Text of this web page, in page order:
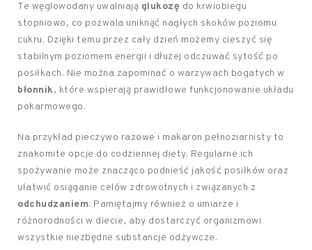
Te węglowodany uwalniają glukozę do krwiobiegu
stopniowo, co pozwala uniknąć nagłych skoków poziomu
cukru. Dzięki temu przez cały dzień możemy cieszyć się
stabilnym poziomem energii i dłużej odczuwać sytość po
posiłkach. Nie można zapominać o warzywach bogatych w
błonnik, które wspierają prawidłowe funkcjonowanie układu
pokarmowego.
Na przykład pieczywo razowe i makaron pełnoziarnisty to
znakomite opcje do codziennej diety. Regularne ich
spożywanie może znacząco podnieść jakość posiłków oraz
ułatwić osiąganie celów zdrowotnych i związanych z
odchudzaniem. Pamiętajmy również o umiarze i
różnorodności w diecie, aby dostarczyć organizmowi
wszystkie niezbędne substancje odżywcze.